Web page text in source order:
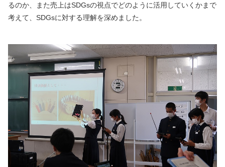
るのか、また売上はSDGsの視点でどのように活用していくかまで
考えて、SDGsに対する理解を深めました。